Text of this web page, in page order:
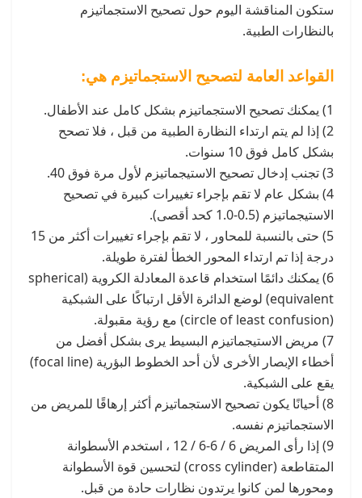
ستكون المناقشة اليوم حول تصحيح الاستجماتيزم
بالنظارات الطبية.
القواعد العامة لتصحيح الاستجماتيزم هي:
1) يمكنك تصحيح الاستجماتيزم بشكل كامل عند الأطفال.
2) إذا لم يتم ارتداء النظارة الطبية من قبل ، فلا تصحح
بشكل كامل فوق 10 سنوات.
3) تجنب إدخال تصحيح الاستيجماتيزم لأول مرة فوق 40.
4) بشكل عام لا تقم بإجراء تغييرات كبيرة في تصحيح
الاستيجماتيزم (0.5-1.0 كحد أقصى).
5) حتى بالنسبة للمحاور ، لا تقم بإجراء تغييرات أكثر من 15
درجة إذا تم ارتداء المحور الخطأ لفترة طويلة.
6) يمكنك دائمًا استخدام قاعدة المعادلة الكروية (spherical
equivalent) لوضع الدائرة الأقل ارتباكًا على الشبكية
(circle of least confusion) مع رؤية مقبولة.
7) مريض الاستيجماتيزم البسيط يرى بشكل أفضل من
أخطاء الإبصار الأخرى لأن أحد الخطوط البؤرية (focal line)
يقع على الشبكية.
8) أحيانًا يكون تصحيح الاستجماتيزم أكثر إرهاقًا للمريض من
الاستجماتيزم نفسه.
9) إذا رأى المريض 6 / 6-6 / 12 ، استخدم الأسطوانة
المتقاطعة (cross cylinder) لتحسين قوة الأسطوانة
ومحورها لمن كانوا يرتدون نظارات حادة من قبل.